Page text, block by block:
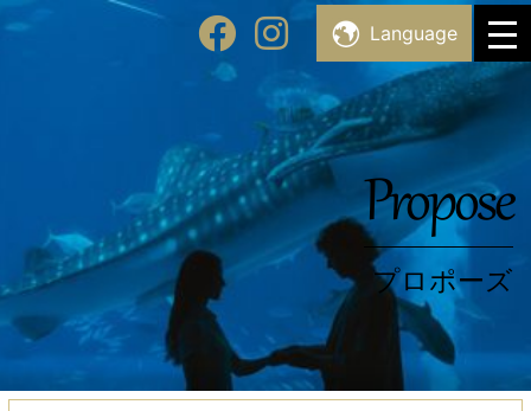
施設・スポット一覧 Language
Propose
プロポーズ